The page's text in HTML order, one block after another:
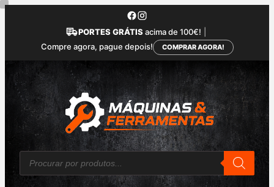
Saltar
conteúdo
PORTES GRÁTIS acima de 100€!
Compre agora, pague depois!
COMPRAR AGORA!
P
o